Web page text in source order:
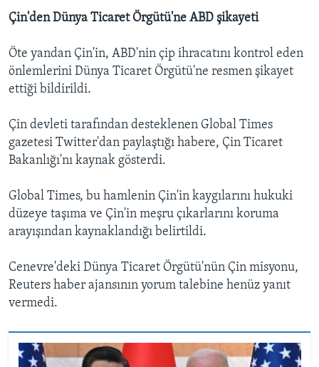
Çin'den Dünya Ticaret Örgütü'ne ABD şikayeti
Öte yandan Çin'in, ABD'nin çip ihracatını kontrol eden
önlemlerini Dünya Ticaret Örgütü'ne resmen şikayet
ettiği bildirildi.
Çin devleti tarafından desteklenen Global Times
gazetesi Twitter'dan paylaştığı habere, Çin Ticaret
Bakanlığı'nı kaynak gösterdi.
Global Times, bu hamlenin Çin'in kaygılarını hukuki
düzeye taşıma ve Çin'in meşru çıkarlarını koruma
arayışından kaynaklandığı belirtildi.
Cenevre'deki Dünya Ticaret Örgütü'nün Çin misyonu,
Reuters haber ajansının yorum talebine henüz yanıt
vermedi.